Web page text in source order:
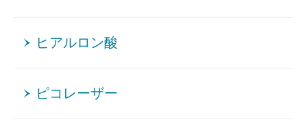
ヒアルロン酸
ピコレーザー